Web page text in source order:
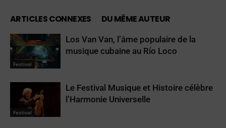
ARTICLES CONNEXES DU MÊME AUTEUR
Festival
Los Van Van, l’âme populaire de la
musique cubaine au Río Loco
Festival
Le Festival Musique et Histoire célèbre
l’Harmonie Universelle